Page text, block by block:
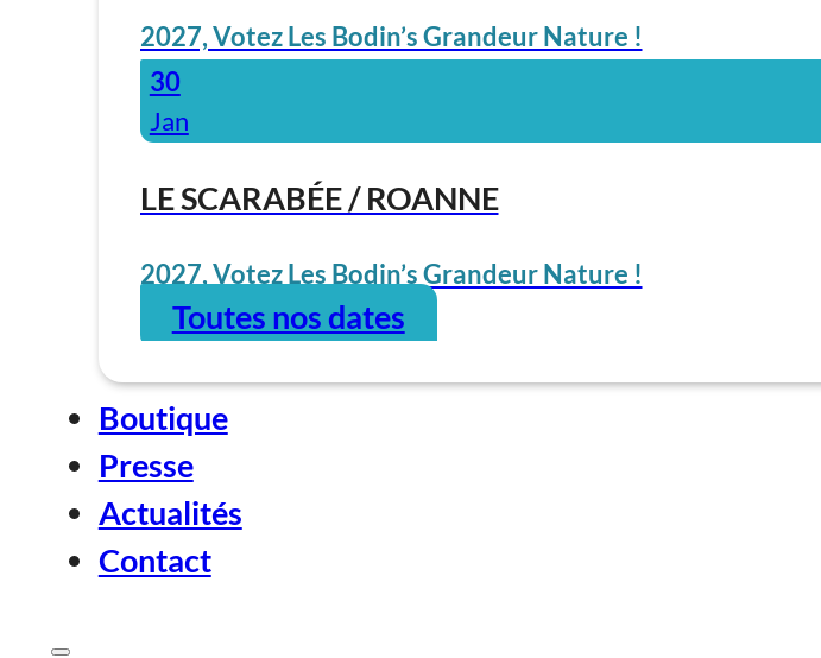
2027, Votez Les Bodin’s Grandeur Nature !
30
Jan
LE SCARABÉE / ROANNE
2027, Votez Les Bodin’s Grandeur Nature !
Toutes nos dates
Boutique
Presse
Actualités
Contact